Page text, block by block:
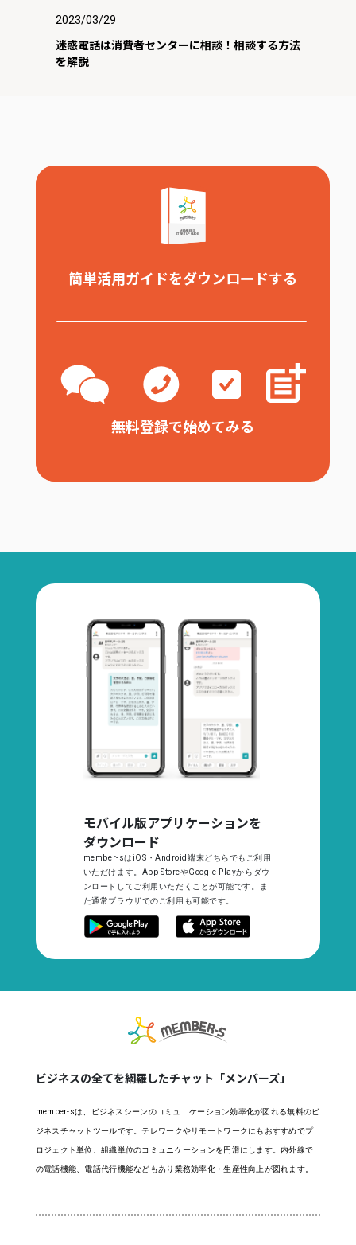
2023/03/29
迷惑電話は消費者センターに相談！相談する方法
を解説
簡単活用ガイドをダウンロードする
無料登録で始めてみる
モバイル版アプリケーションを
ダウンロード
member-sはiOS・Android端末どちらでもご利用
いただけます。App StoreやGoogle Playからダウ
ンロードしてご利用いただくことが可能です。ま
た通常ブラウザでのご利用も可能です。
ビジネスの全てを網羅したチャット「メンバーズ」
member-sは、ビジネスシーンのコミュニケーション効率化が図れる無料のビ
ジネスチャットツールです。テレワークやリモートワークにもおすすめでプ
ロジェクト単位、組織単位のコミュニケーションを円滑にします。内外線で
の電話機能、電話代行機能などもあり業務効率化・生産性向上が図れます。